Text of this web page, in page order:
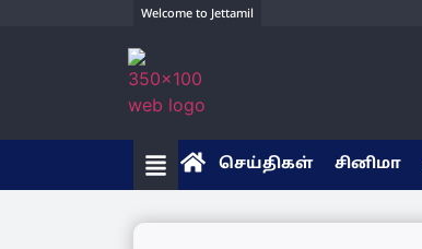
Welcome to Jettamil
செய்திகள் சினிமா